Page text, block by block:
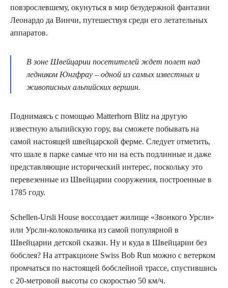
повзрослевшему, окунуться в мир безудержной фантазии
Леонардо да Винчи, путешествуя среди его летательных
аппаратов.
В зоне Швейцарии посетителей ждет полет над
ледником Юнгфрау – одной из самых известных и
живописных альпийских вершин.
Поднимаясь с помощью Matterhorn Blitz на другую
известную альпийскую гору, вы сможете побывать на
самой настоящей швейцарской ферме. Следует отметить,
что шале в парке самые что ни на есть подлинные и даже
представляющие исторический интерес, поскольку это
перевезенные из Швейцарии сооружения, построенные в
1785 году.
Schellen-Ursli House воссоздает жилище «Звонкого Урсли»
или Урсли-колокольчика из самой популярной в
Швейцарии детской сказки. Ну и куда в Швейцарии без
бобслея? На аттракционе Swiss Bob Run можно с ветерком
промчаться по настоящей бобслейной трассе, спустившись
с 20-метровой высоты со скоростью 50 км/ч.